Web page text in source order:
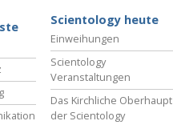
Scientology heute
Einweihungen
Scientology
Veranstaltungen
Das Kirchliche Oberhaupt
der Scientology